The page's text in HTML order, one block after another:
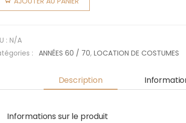
: N/A
:
ANNÉES 60 / 70, LOCATION DE COSTUMES
Description
Informations sur le produit